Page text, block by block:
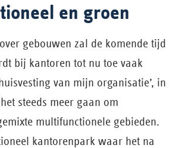
en groen
gebouwen zal de komende tijd
bij kantoren tot nu toe vaak
van mijn organisatie’, in
steeds meer gaan om
multifunctionele gebieden.
kantorenpark waar het na